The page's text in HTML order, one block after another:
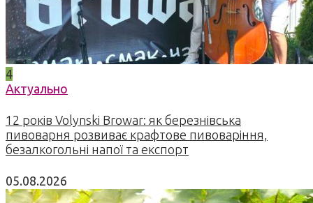
4
Актуально
12 років Volynski Browar: як березнівська
пивоварня розвиває крафтове пивоваріння,
безалкогольні напої та експорт
05.08.2026